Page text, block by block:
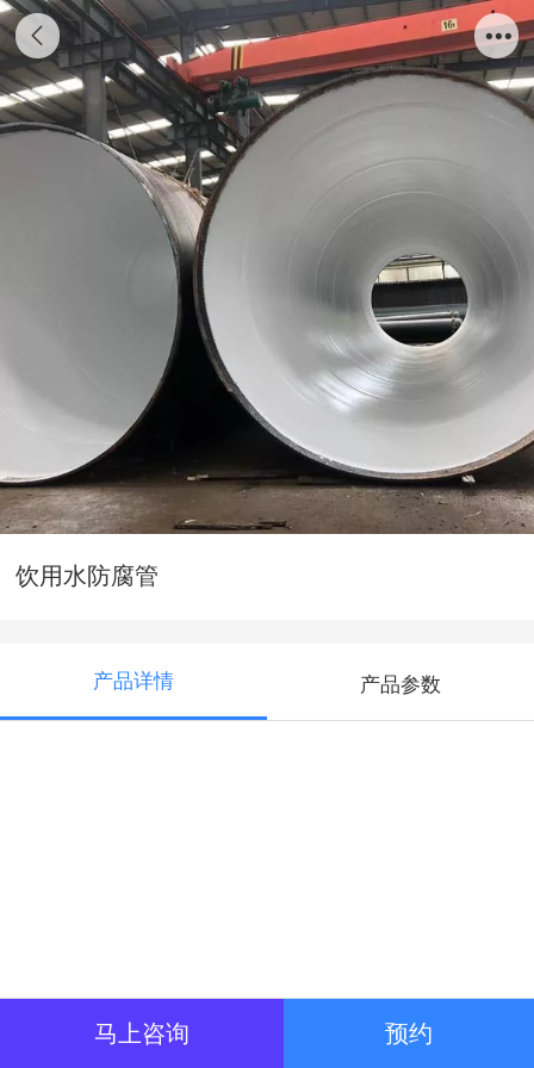
饮用水防腐管
产品详情 产品参数
马上咨询 预约